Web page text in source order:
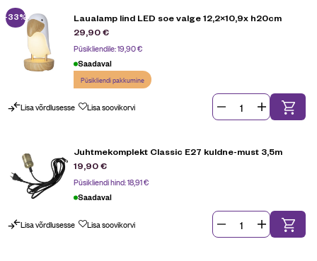
-33%
Laualamp lind LED soe valge 12,2×10,9x h20cm
29,90€
Püsikliendile:19,90€
Saadaval
Püsikliendi pakkumine
Lisa võrdlusesse Lisa soovikorvi
Juhtmekomplekt Classic E27 kuldne-must 3,5m
19,90€
Püsikliendi hind:18,91€
Saadaval
Lisa võrdlusesse Lisa soovikorvi